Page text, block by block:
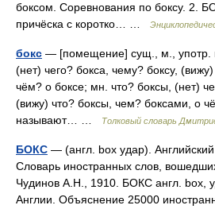
боксом. Соревнования по боксу. 2.
причёска с коротко… …
бокс — [помещение] сущ., м., употр.
(нет) чего? бокса, чему? боксу,
чём? о боксе; мн. что? боксы, (нет)
(вижу) что? боксы, чем? боксами, о
называют… …
Толковый словарь
БОКС — (англ. box удар). Английский
Словарь иностранных слов, вошедших
Чудинов А.Н., 1910. БОКС англ. box,
Англии. Объяснение 25000